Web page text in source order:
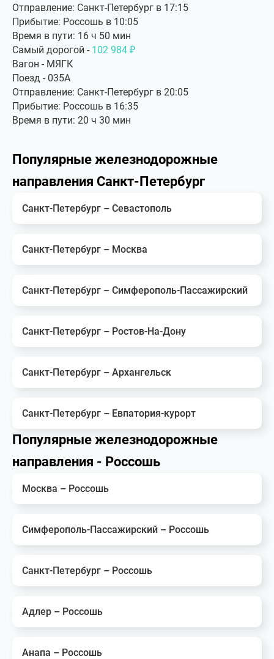
Отправление: Санкт-Петербург в 17:15
Прибытие: Россошь в 10:05
Время в пути: 16 ч 50 мин
Самый дорогой - 102 984 ₽
Вагон - МЯГК
Поезд - 035А
Отправление: Санкт-Петербург в 20:05
Прибытие: Россошь в 16:35
Время в пути: 20 ч 30 мин
Популярные железнодорожные
направления Санкт-Петербург
Санкт-Петербург – Севастополь
Санкт-Петербург – Москва
Санкт-Петербург – Симферополь-Пассажирский
Санкт-Петербург – Ростов-На-Дону
Санкт-Петербург – Архангельск
Санкт-Петербург – Евпатория-курорт
Популярные железнодорожные
направления - Россошь
Москва – Россошь
Симферополь-Пассажирский – Россошь
Санкт-Петербург – Россошь
Адлер – Россошь
Анапа – Россошь